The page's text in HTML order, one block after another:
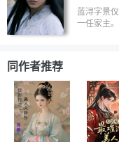
蓝浔字景
一任家主
同作者推荐